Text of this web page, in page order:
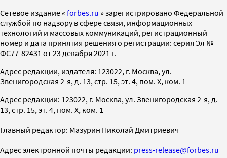
Cетевое издание « forbes.ru » зарегистрировано Федеральной
службой по надзору в сфере связи, информационных
технологий и массовых коммуникаций, регистрационный
номер и дата принятия решения о регистрации: серия Эл №
ФС77-82431 от 23 декабря 2021 г.
Адрес редакции, издателя: 123022, г. Москва, ул.
Звенигородская 2-я, д. 13, стр. 15, эт. 4, пом. X, ком. 1
Адрес редакции: 123022, г. Москва, ул. Звенигородская 2-я, д.
13, стр. 15, эт. 4, пом. X, ком. 1
Главный редактор: Мазурин Николай Дмитриевич
Адрес электронной почты редакции: press-release@forbes.ru